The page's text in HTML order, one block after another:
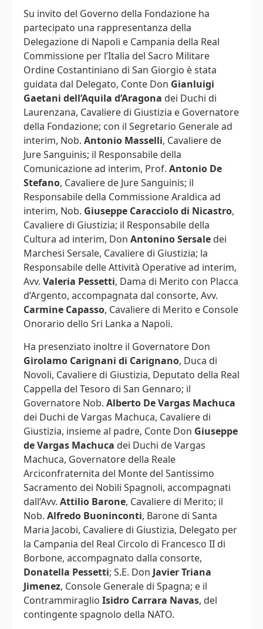
Su invito del Governo della Fondazione ha
partecipato una rappresentanza della
Delegazione di Napoli e Campania della Real
Commissione per l’Italia del Sacro Militare
Ordine Costantiniano di San Giorgio è stata
guidata dal Delegato, Conte Don Gianluigi
Gaetani dell’Aquila d’Aragona dei Duchi di
Laurenzana, Cavaliere di Giustizia e Governatore
della Fondazione; con il Segretario Generale ad
interim, Nob. Antonio Masselli, Cavaliere de
Jure Sanguinis; il Responsabile della
Comunicazione ad interim, Prof. Antonio De
Stefano, Cavaliere de Jure Sanguinis; il
Responsabile della Commissione Araldica ad
interim, Nob. Giuseppe Caracciolo di Nicastro,
Cavaliere di Giustizia; il Responsabile della
Cultura ad interim, Don Antonino Sersale dei
Marchesi Sersale, Cavaliere di Giustizia; la
Responsabile delle Attività Operative ad interim,
Avv. Valeria Pessetti, Dama di Merito con Placca
d’Argento, accompagnata dal consorte, Avv.
Carmine Capasso, Cavaliere di Merito e Console
Onorario dello Sri Lanka a Napoli.
Ha presenziato inoltre il Governatore Don
Girolamo Carignani di Carignano, Duca di
Novoli, Cavaliere di Giustizia, Deputato della Real
Cappella del Tesoro di San Gennaro; il
Governatore Nob. Alberto De Vargas Machuca
dei Duchi de Vargas Machuca, Cavaliere di
Giustizia, insieme al padre, Conte Don Giuseppe
de Vargas Machuca dei Duchi de Vargas
Machuca, Governatore della Reale
Arciconfraternita del Monte del Santissimo
Sacramento dei Nobili Spagnoli, accompagnati
dall’Avv. Attilio Barone, Cavaliere di Merito; il
Nob. Alfredo Buoninconti, Barone di Santa
Maria Jacobi, Cavaliere di Giustizia, Delegato per
la Campania del Real Circolo di Francesco II di
Borbone, accompagnato dalla consorte,
Donatella Pessetti; S.E. Don Javier Triana
Jimenez, Console Generale di Spagna; e il
Contrammiraglio Isidro Carrara Navas, del
contingente spagnolo della NATO.